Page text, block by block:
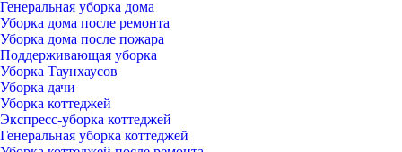
Генеральная уборка дома
Уборка дома после ремонта
Уборка дома после пожара
Поддерживающая уборка
Уборка Таунхаусов
Уборка дачи
Уборка коттеджей
Экспресс-уборка коттеджей
Генеральная уборка коттеджей